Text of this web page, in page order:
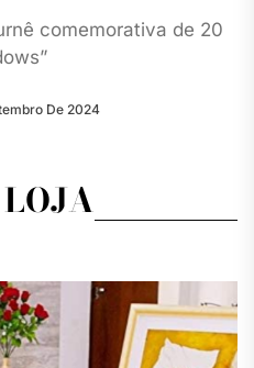
comemorativa de 20
De 2024